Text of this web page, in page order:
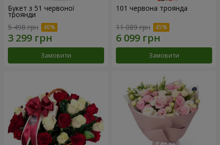
Букет з 51 червоної
троянди
5 498 грн
Замовити
101 червона троянда
11 089 грн
Замовити